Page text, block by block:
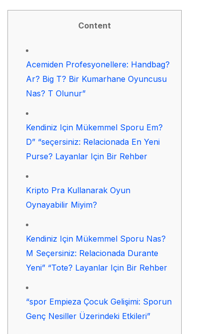
Content
Acemiden Profesyonellere: Handbag?
Ar? Big T? Bir Kumarhane Oyuncusu
Nas? T Olunur”
Kendiniz Için Mükemmel Sporu Em?
D” “seçersiniz: Relacionada En Yeni
Purse? Layanlar Için Bir Rehber
Kripto Pra Kullanarak Oyun
Oynayabilir Miyim?
Kendiniz Için Mükemmel Sporu Nas?
M Seçersiniz: Relacionada Durante
Yeni” “Tote? Layanlar Için Bir Rehber
“spor Empieza Çocuk Gelişimi: Sporun
Genç Nesiller Üzerindeki Etkileri”